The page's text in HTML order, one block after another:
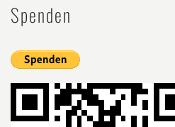
Spenden